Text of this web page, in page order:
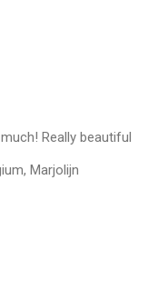
Really beautiful
Marjolijn